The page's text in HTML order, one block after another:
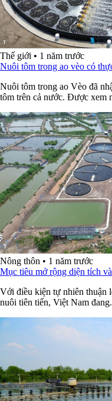
Thế giới • 1 năm trước
Nuôi tôm trong ao vèo có
Nuôi tôm trong ao Vèo đã
tôm trên cả nước. Được xem
Nông thôn • 1 năm trước
Mục tiêu mở rộng diện tích
Với điều kiện tự nhiên thuận
nuôi tiên tiến, Việt Nam